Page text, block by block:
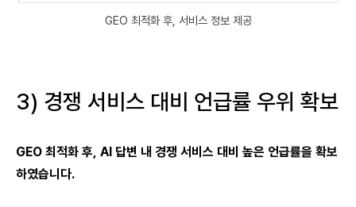
GEO 최적화 후, 서비스 정보 제공
3) 경쟁 서비스 대비 언급률 우위 확보
GEO 최적화 후, AI 답변 내 경쟁 서비스 대비 높은 언급률을 확보
하였습니다.